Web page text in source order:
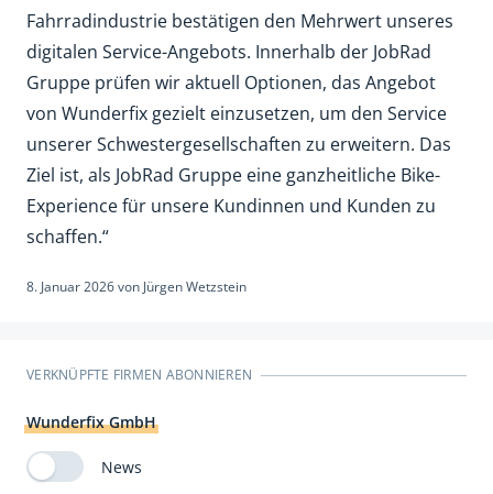
Fahrradindustrie bestätigen den Mehrwert unseres
digitalen Service-Angebots. Innerhalb der JobRad
Gruppe prüfen wir aktuell Optionen, das Angebot
von Wunderfix gezielt einzusetzen, um den Service
unserer Schwestergesellschaften zu erweitern. Das
Ziel ist, als JobRad Gruppe eine ganzheitliche Bike-
Experience für unsere Kundinnen und Kunden zu
schaffen.“
8. Januar 2026von Jürgen Wetzstein
VERKNÜPFTE FIRMEN ABONNIEREN
Wunderfix GmbH
News